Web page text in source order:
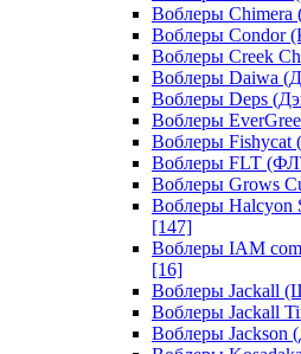
Воблеры Chimera
Воблеры Condor
Воблеры Creek
Воблеры Daiwa
Воблеры Deps
Воблеры
Воблеры
Воблеры FLT
Воблеры Grows
Воблеры Halcyon
[147]
Воблеры IAM
[16]
Воблеры Jackall
Воблеры Jackall
Воблеры Jackson